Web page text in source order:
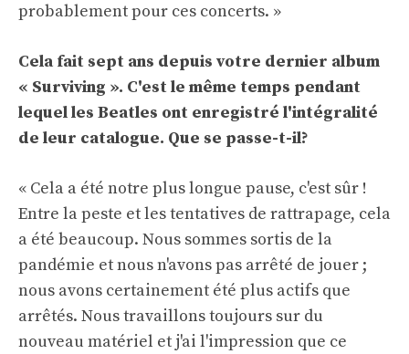
probablement pour ces concerts. »
Cela fait sept ans depuis votre dernier album
« Surviving ». C'est le même temps pendant
lequel les Beatles ont enregistré l'intégralité
de leur catalogue. Que se passe-t-il?
« Cela a été notre plus longue pause, c'est sûr !
Entre la peste et les tentatives de rattrapage, cela
a été beaucoup. Nous sommes sortis de la
pandémie et nous n'avons pas arrêté de jouer ;
nous avons certainement été plus actifs que
arrêtés. Nous travaillons toujours sur du
nouveau matériel et j'ai l'impression que ce